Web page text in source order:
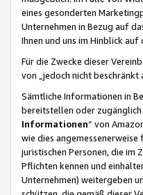
eines gesonderten
Unternehmen in Bezug auf
Ihnen und uns im Hinblick
Für die Zwecke dieser
von „jedoch nicht beschränkt
Sämtliche Informationen in
bereitstellen oder
Informationen“ von
wie dies
juristischen Personen, die
Pflichten kennen und
Unternehmen) weitergeben